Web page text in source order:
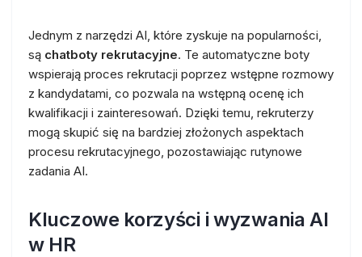
Jednym z narzędzi AI, które zyskuje na popularności,
są chatboty rekrutacyjne. Te automatyczne boty
wspierają proces rekrutacji poprzez wstępne rozmowy
z kandydatami, co pozwala na wstępną ocenę ich
kwalifikacji i zainteresowań. Dzięki temu, rekruterzy
mogą skupić się na bardziej złożonych aspektach
procesu rekrutacyjnego, pozostawiając rutynowe
zadania AI.
Kluczowe korzyści i wyzwania AI
w HR